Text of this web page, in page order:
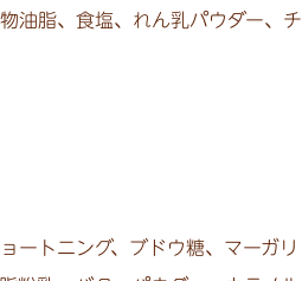
油脂、食塩、れん乳パウダー、チ
ートニング、ブドウ糖、マーガリ